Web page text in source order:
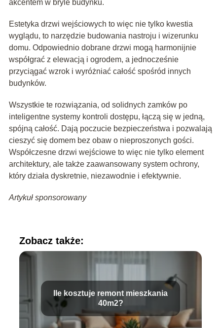
akcentem w bryle budynku.
Estetyka drzwi wejściowych to więc nie tylko kwestia
wyglądu, to narzędzie budowania nastroju i wizerunku
domu. Odpowiednio dobrane drzwi mogą harmonijnie
współgrać z elewacją i ogrodem, a jednocześnie
przyciągać wzrok i wyróżniać całość spośród innych
budynków.
Wszystkie te rozwiązania, od solidnych zamków po
inteligentne systemy kontroli dostępu, łączą się w jedną,
spójną całość. Dają poczucie bezpieczeństwa i pozwalają
cieszyć się domem bez obaw o nieproszonych gości.
Współczesne drzwi wejściowe to więc nie tylko element
architektury, ale także zaawansowany system ochrony,
który działa dyskretnie, niezawodnie i efektywnie.
Artykuł sponsorowany
Zobacz także:
Ile kosztuje remont mieszkania
40m2?